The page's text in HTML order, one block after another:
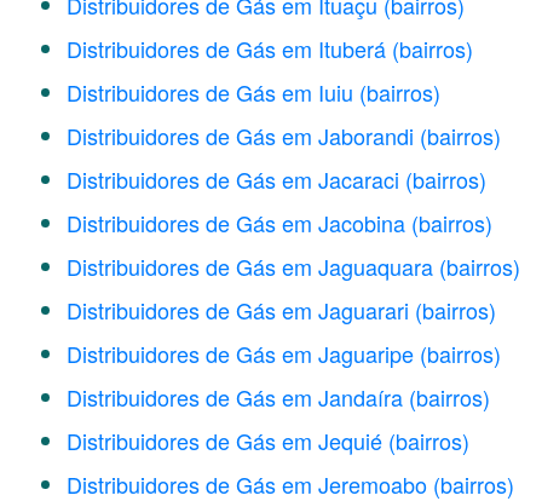
Distribuidores de Gás em Ituberá (bairros)
Distribuidores de Gás em Iuiu (bairros)
Distribuidores de Gás em Jaborandi (bairros)
Distribuidores de Gás em Jacaraci (bairros)
Distribuidores de Gás em Jacobina (bairros)
Distribuidores de Gás em Jaguaquara (bairros)
Distribuidores de Gás em Jaguarari (bairros)
Distribuidores de Gás em Jaguaripe (bairros)
Distribuidores de Gás em Jandaíra (bairros)
Distribuidores de Gás em Jequié (bairros)
Distribuidores de Gás em Jeremoabo (bairros)